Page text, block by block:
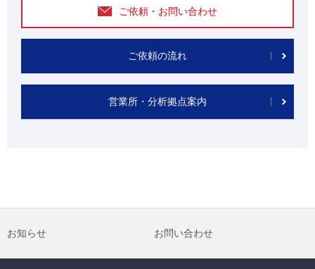
ご依頼・お問い合わせ
ご依頼の流れ
営業所・分析拠点案内
お知らせ お問い合わせ